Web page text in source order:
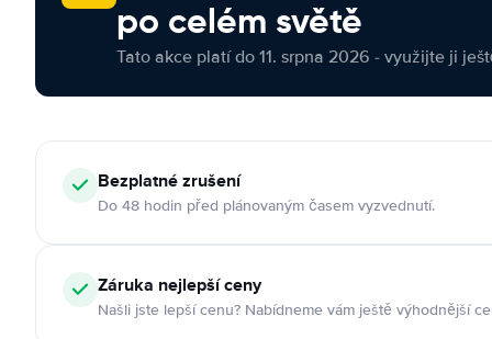
po celém světě
Tato akce platí do 11. srpna 2026 - využijte ji
Bezplatné zrušení
Do 48 hodin před plánovaným časem vyzvednutí.
Záruka nejlepší ceny
Našli jste lepší cenu? Nabídneme vám ještě výhodnější